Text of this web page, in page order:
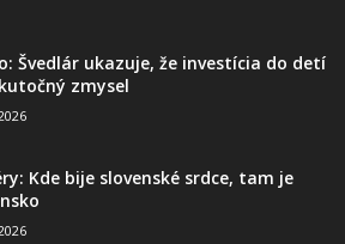
Švedlár ukazuje, že investícia do detí
zmysel
Kde bije slovenské srdce, tam je